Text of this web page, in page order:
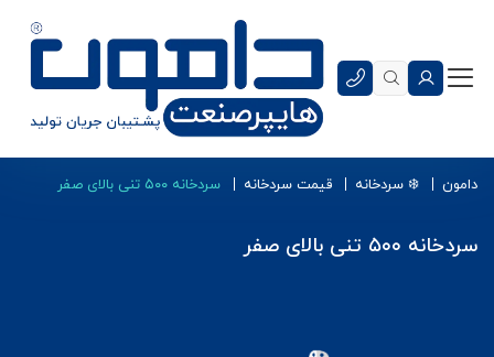
دامون ❄️ سردخانه قیمت سردخانه سردخانه ۵۰۰ تنی بالای صفر
سردخانه ۵۰۰ تنی بالای صفر